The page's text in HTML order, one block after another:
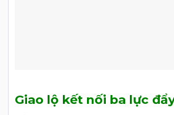
Giao lộ kết nối ba lực